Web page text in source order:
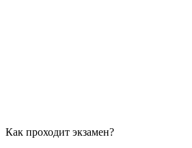
Как проходит экзамен?